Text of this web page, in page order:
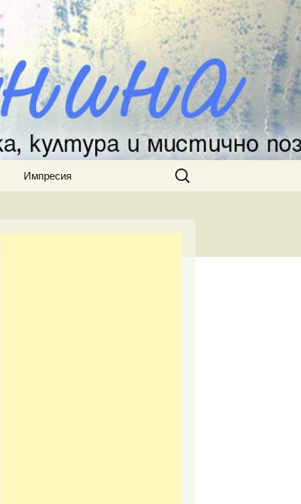
Импресия
Търсене
за: